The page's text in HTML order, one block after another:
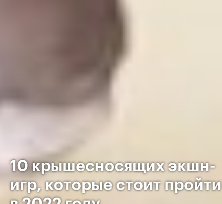
10 крышесносящих экшн-
игр, которые стоит пройти